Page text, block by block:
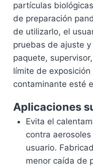
partículas
de preparación
de utilizarlo, el
pruebas de ajuste
paquete,
límite de
contaminante esté
Aplicaciones
Evita el
contra
usuario.
menor caída de